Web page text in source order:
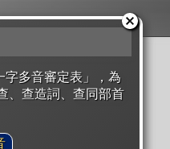
字多音審定表」，為
、查造詞、查同部首